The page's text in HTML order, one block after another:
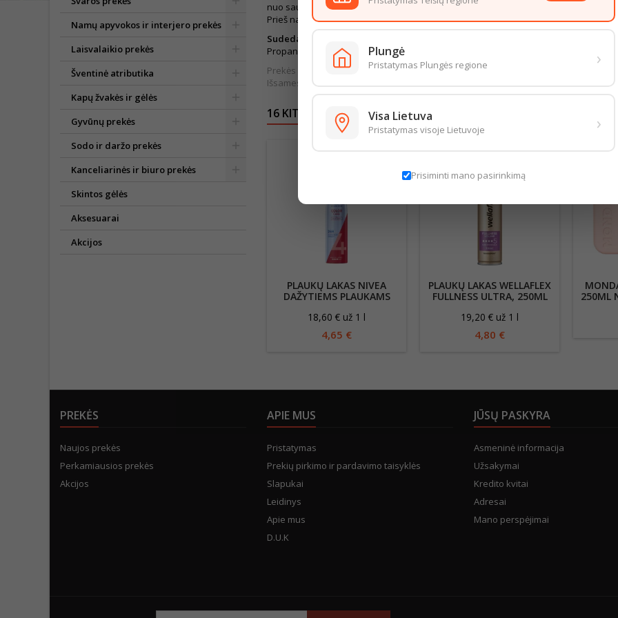
Namų apyvokos ir interjero prekės
Laisvalaikio prekės
Šventinė atributika
Kapų žvakės ir gėlės
Gyvūnų prekės
Sodo ir daržo prekės
Kanceliarinės ir biuro prekės
Skintos gėlės
Aksesuarai
Akcijos
nuo saulės šviesos. Nelaikyti aukštesnėje nei 50°C temperatūroje. Laikyti
Prieš naudojimą perskaityti etikėtę.
Sudedamosios dalys:
Dimethyl Ether, Alcohol denat., Aqua, Octylacrylamide/
Propanol, Benzyl Alcohol, Parfum, Panthenol, Linalool, Limonene, Benzyl Alcohol,
Prekės išvaizda gali šiek tiek skirtis nuo pateiktos nuotraukoje. Informacija, kurią
Išsamesnė informacija pateikiama ant produkto pakuotės. Rekomenduojame
16 KITOS PREKĖS TOJE PAČIOJE KATEGORIJOJE:
PLAUKŲ LAKAS NIVEA
DAŽYTIEMS PLAUKAMS
18,60 € už 1 l
4,65 €
PLAUKŲ LAKAS WELLAFLEX
FULLNESS ULTRA, 250ML
19,20 € už 1 l
4,80 €
250ML
PREKĖS
Naujos prekės
Perkamiausios prekės
Akcijos
APIE MUS
Pristatymas
Prekių pirkimo ir pardavimo taisyklės
Slapukai
Leidinys
Apie mus
D.U.K
JŪSŲ PASKYRA
Asmeninė informacija
Užsakymai
Kredito kvitai
Adresai
Mano perspėjimai
Plungė
Pristatymas Plungės regione ›
Visa Lietuva
Pristatymas visoje Lietuvoje ›
Prisiminti mano pasirinkimą